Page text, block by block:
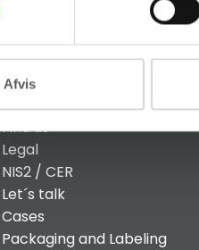
Afvis
INFO
Find us
Legal
NIS2 / CER
Let´s talk
Cases
Packaging and Labeling